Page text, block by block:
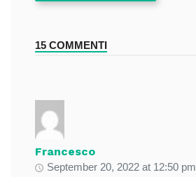
15 COMMENTI
Francesco
September 20, 2022 at 12:50 pm